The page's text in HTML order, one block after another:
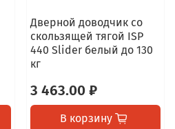
Дверной доводчик со
скользящей тягой ISP
440 Slider белый до 130
кг
3 463.00 ₽
В корзину